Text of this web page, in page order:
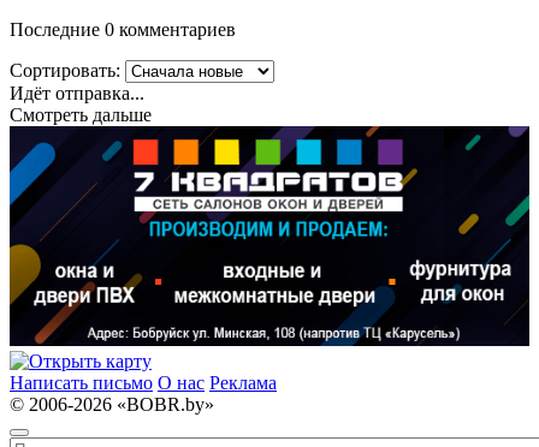
Последние 0 комментариев
Сортировать:
Идёт отправка...
Смотреть дальше
Написать письмо О нас Реклама
© 2006-2026 «BOBR.by»